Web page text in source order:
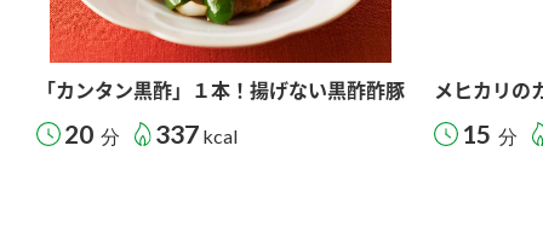
「カンタン黒酢」１本！揚げない黒酢酢豚
20 分 337 kcal
メヒカリの
15 分